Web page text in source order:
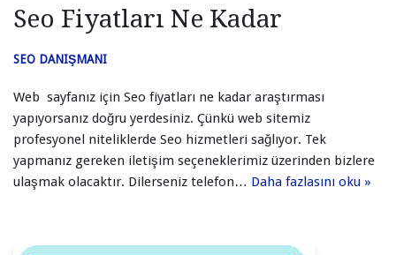
Seo Fiyatları Ne Kadar
SEO DANIŞMANI
Web sayfanız için Seo fiyatları ne kadar araştırması
yapıyorsanız doğru yerdesiniz. Çünkü web sitemiz
profesyonel niteliklerde Seo hizmetleri sağlıyor. Tek
yapmanız gereken iletişim seçeneklerimiz üzerinden bizlere
ulaşmak olacaktır. Dilerseniz telefon… Daha fazlasını oku »